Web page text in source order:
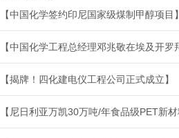
【中国化学签约印尼国家级煤制甲醇项目】
【揭牌！四化建电仪工程公司正式成立】